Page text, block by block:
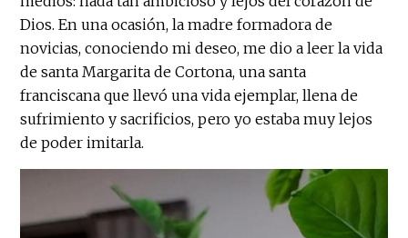
Dios. En una ocasión, la madre formadora de
novicias, conociendo mi deseo, me dio a leer la vida
de santa Margarita de Cortona, una santa
franciscana que llevó una vida ejemplar, llena de
sufrimiento y sacrificios, pero yo estaba muy lejos
de poder imitarla.